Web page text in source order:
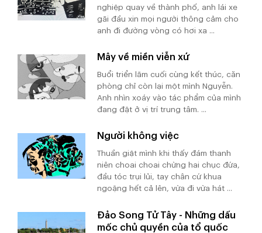
nghiệp quay về thành phố, anh lái xe
gãi đầu xin mọi người thông cảm cho
anh đi đường vòng có hơi xa ...
Mây về miền viễn xứ
Buổi triển lãm cuối cùng kết thúc, căn
phòng chỉ còn lại một mình Nguyễn.
Anh nhìn xoáy vào tác phẩm của mình
đang đặt ở vị trí trung tâm. ...
Người không việc
Thuần giật mình khi thấy đám thanh
niên choai choai chừng hai chục đứa,
đầu tóc trụi lủi, tay chân cứ khua
ngoặng hết cả lên, vừa đi vừa hát ...
Đảo Song Tử Tây - Những dấu
mốc chủ quyền của tổ quốc